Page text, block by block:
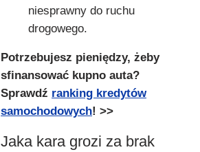
niesprawny do ruchu
drogowego.
Potrzebujesz pieniędzy, żeby
sfinansować kupno auta?
Sprawdź ranking kredytów
samochodowych! >>
Jaka kara grozi za brak